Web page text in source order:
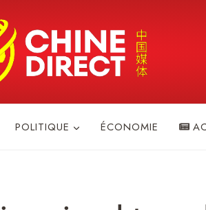
POLITIQUE ÉCONOMIE